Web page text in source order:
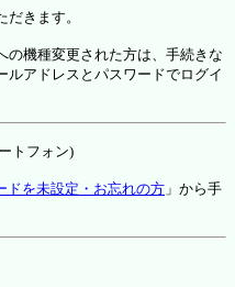
きます。
機種変更された方は、手続きな
ルアドレスとパスワードでログイ
トフォン)
ドを未設定・お忘れの方 」から手